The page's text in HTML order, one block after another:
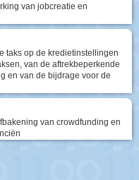
van jobcreatie en
taks op de kredietinstellingen
van de aftrekbeperkende
en van de bijdrage voor de
van crowdfunding en